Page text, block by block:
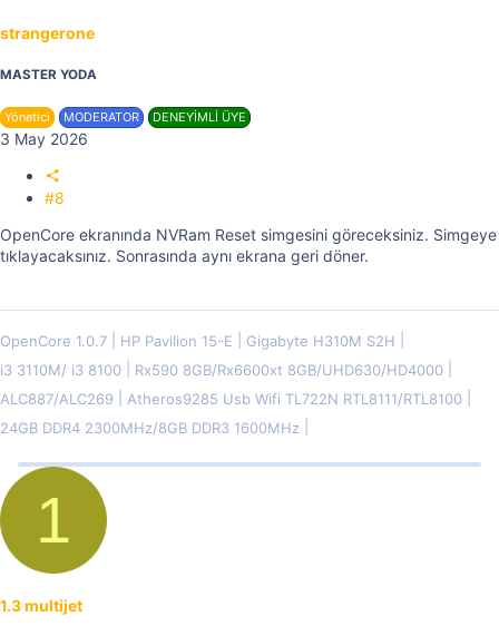
strangerone
MASTER YODA
Yönetici MODERATOR DENEYİMLİ ÜYE
3 May 2026
#8
OpenCore ekranında NVRam Reset simgesini göreceksiniz. Simgeye
tıklayacaksınız. Sonrasında aynı ekrana geri döner.
OpenCore 1.0.7 HP Pavilion 15-E
Gigabyte H310M S2H
i3 3110M/ i3 8100
Rx590 8GB/Rx6600xt 8GB/UHD630/HD4000
ALC887/ALC269
Atheros9285 Usb Wifi TL722N RTL8111/RTL8100
24GB DDR4 2300MHz/8GB DDR3 1600MHz
1
1.3 multijet